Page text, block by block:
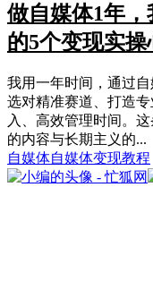
做自媒体1年
的5个变现实操
我用一年时间，通过
选对精准赛道、打造
入、高效管理时间。
的内容与长期主义的...
自媒体自媒体变现教程